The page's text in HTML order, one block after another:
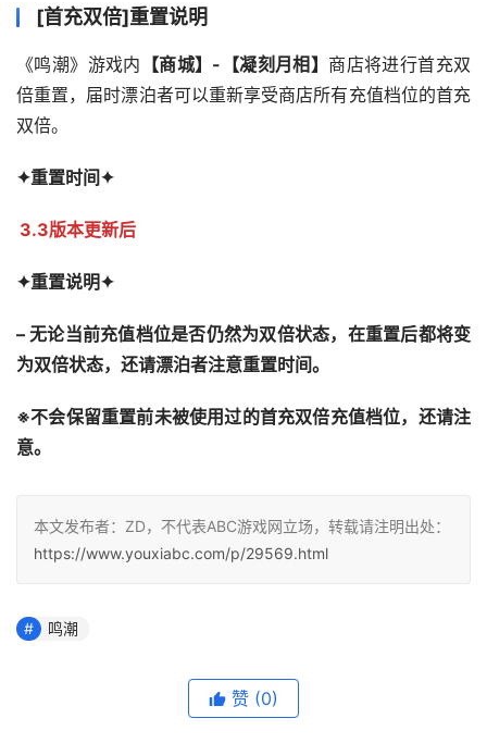
[首充双倍]重置说明
《鸣潮》游戏内 【商城】-【凝刻月相】 商店将进行首充双
倍重置，届时漂泊者可以重新享受商店所有充值档位的首充
双倍。
✦重置时间✦
3.3版本更新后
✦重置说明✦
– 无论当前充值档位是否仍然为双倍状态，在重置后都将变
为双倍状态，还请漂泊者注意重置时间。
※不会保留重置前未被使用过的首充双倍充值档位，还请注
意。
本文发布者：ZD，不代表ABC游戏网立场，转载请注明出处：
https://www.youxiabc.com/p/29569.html
鸣潮
赞 (0)